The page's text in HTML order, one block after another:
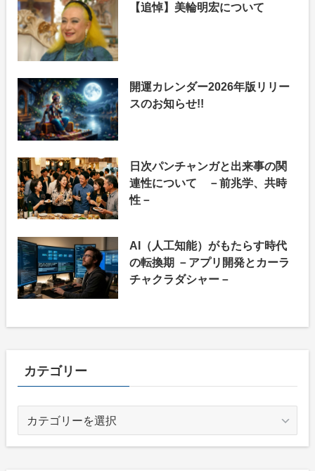
【追悼】美輪明宏について
開運カレンダー2026年版リリー
スのお知らせ!!
日次パンチャンガと出来事の関
連性について －前兆学、共時
性－
AI（人工知能）がもたらす時代
の転換期 －アプリ開発とカーラ
チャクラダシャー－
カテゴリー
ゴ